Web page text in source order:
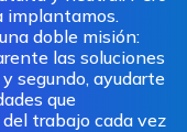
implantamos.
doble misión:
las soluciones
segundo, ayudarte
que
trabajo cada vez